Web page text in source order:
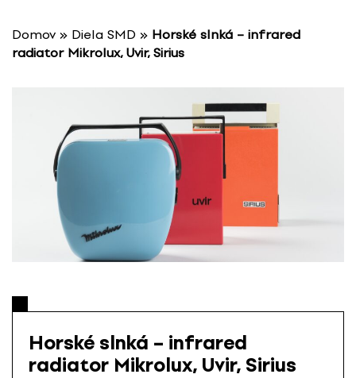
Domov » Diela SMD » Horské slnká – infrared
radiator Mikrolux, Uvir, Sirius
Horské slnká – infrared
radiator Mikrolux, Uvir, Sirius